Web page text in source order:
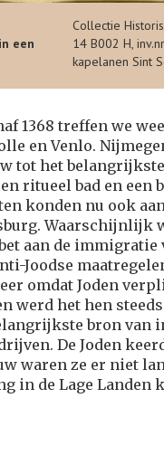
een
Collectie
14 B002 H,
kapelanen Sint
1368 treffen we
en Venlo.
tot het
ritueel bad en een
konden nu ook
Waarschijnlijk
aan de immigratie
Joodse
omdat Joden
werd het hen
bron van
De Joden
waren ze er niet
in de Lage Landen